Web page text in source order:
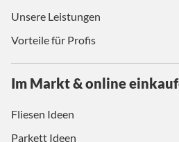
Unsere Leistungen
Vorteile für Profis
Im Markt & online
Fliesen Ideen
Parkett Ideen